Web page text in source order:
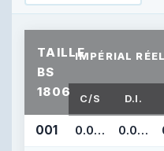
TAILLE
BS
1806
IMPÉRIAL
C/S D.I.
001 0.040 0.029